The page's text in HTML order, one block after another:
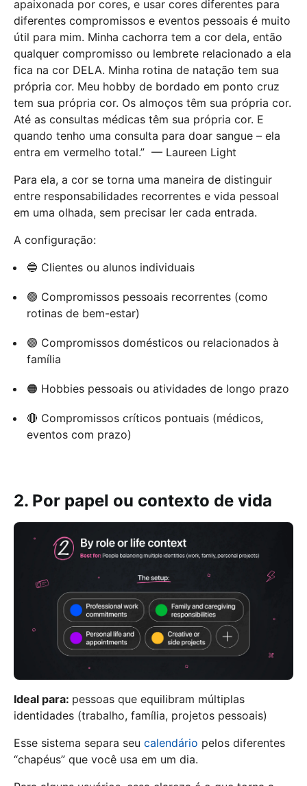
apaixonada por cores, e usar cores diferentes para
diferentes compromissos e eventos pessoais é muito
útil para mim. Minha cachorra tem a cor dela, então
qualquer compromisso ou lembrete relacionado a ela
fica na cor DELA. Minha rotina de natação tem sua
própria cor. Meu hobby de bordado em ponto cruz
tem sua própria cor. Os almoços têm sua própria cor.
Até as consultas médicas têm sua própria cor. E
quando tenho uma consulta para doar sangue – ela
entra em vermelho total.” — Laureen Light
Para ela, a cor se torna uma maneira de distinguir
entre responsabilidades recorrentes e vida pessoal
em uma olhada, sem precisar ler cada entrada.
A configuração:
🔵 Clientes ou alunos individuais
🟢 Compromissos pessoais recorrentes (como
rotinas de bem-estar)
🟣 Compromissos domésticos ou relacionados à
família
🟠 Hobbies pessoais ou atividades de longo prazo
🔴 Compromissos críticos pontuais (médicos,
eventos com prazo)
2. Por papel ou contexto de vida
Ideal para: pessoas que equilibram múltiplas
identidades (trabalho, família, projetos pessoais)
Esse sistema separa seu calendário pelos diferentes
“chapéus” que você usa em um dia.